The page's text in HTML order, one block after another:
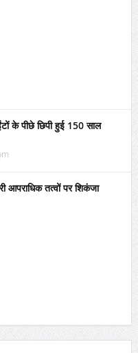
के पीछे छिपी हुई 150 साल
आपराधिक तत्वों पर शिकंजा